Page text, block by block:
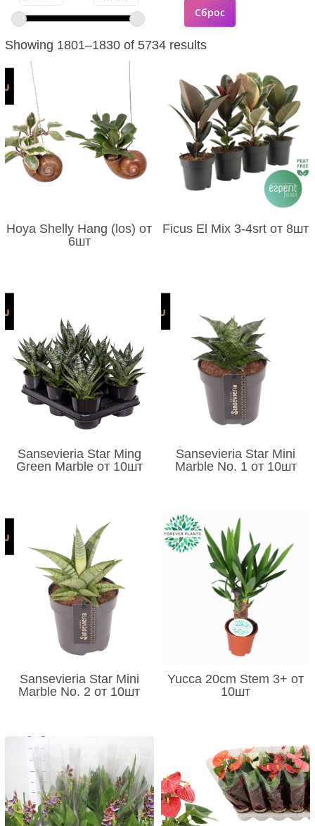
Showing 1801–1830 of 5734 results
Hoya Shelly Hang (los) от
6шт
Ficus El Mix 3-4srt от 8шт
Sansevieria Star Ming
Green Marble от 10шт
Sansevieria Star Mini
Marble No. 1 от 10шт
Sansevieria Star Mini
Marble No. 2 от 10шт
Yucca 20cm Stem 3+ от
10шт